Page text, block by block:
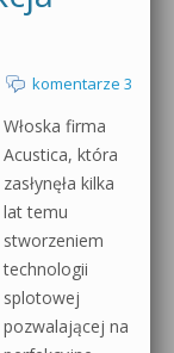
komentarze 3
Włoska firma
Acustica, która
zasłynęła kilka
lat temu
stworzeniem
technologii
splotowej
pozwalającej na